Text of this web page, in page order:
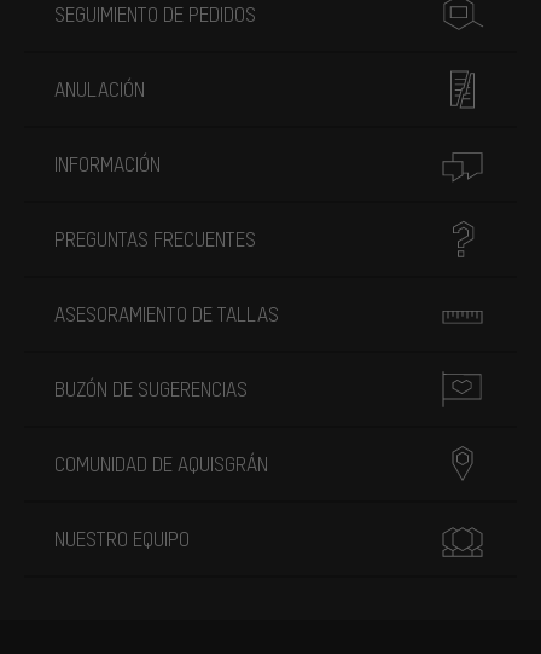
SEGUIMIENTO DE PEDIDOS
ANULACIÓN
INFORMACIÓN
PREGUNTAS FRECUENTES
ASESORAMIENTO DE TALLAS
BUZÓN DE SUGERENCIAS
COMUNIDAD DE AQUISGRÁN
NUESTRO EQUIPO